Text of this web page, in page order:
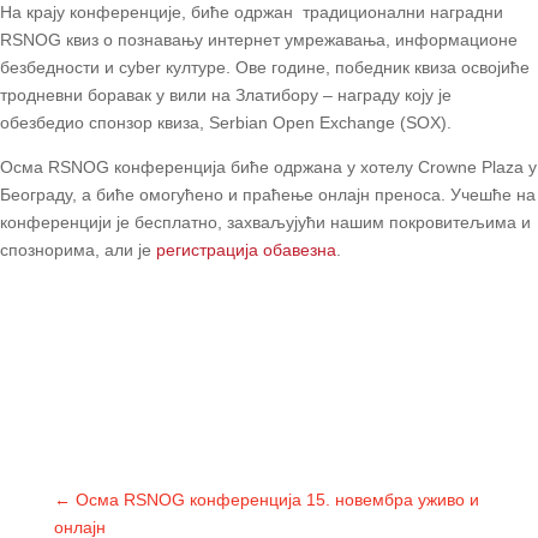
На крају конференције, биће одржан традиционални наградни
RSNOG квиз о познавању интернет умрежавања, информационе
безбедности и cyber културе. Ове године, победник квиза освојиће
тродневни боравак у вили на Златибору – награду коју је
обезбедио спонзор квиза, Serbian Open Exchange (SOX).
Осма RSNOG конференција биће одржана у хотелу Crowne Plaza у
Београду, а биће омогућено и праћење онлајн преноса. Учешће на
конференцији је бесплатно, захваљујући нашим покровитељима и
спознорима, али је регистрација обавезна
← Осма RSNOG конференција 15. новембра уживо и
онлајн